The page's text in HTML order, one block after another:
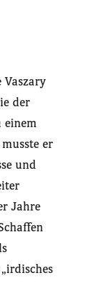
Vaszary
der
einem
er
und
Jahre